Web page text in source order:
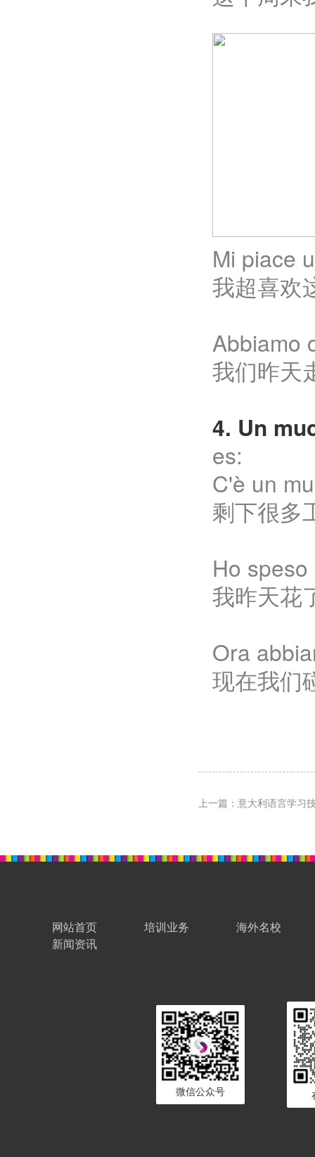
Mi piace
我超喜欢
Abbiamo
我们昨天
4. Un
es:
C'è un
剩下很多
Ho
我昨天花
Ora
现在我们
上一篇：意大利语言学习
网站首页 培训业务
海外名校
新闻资讯
微信公众号